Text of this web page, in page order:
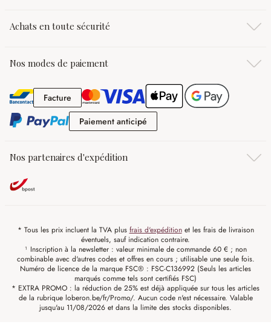
Achats en toute sécurité
Nos modes de paiement
FactureFacture
Paiement anticipé
Nos partenaires d'expédition
* Tous les prix incluent la TVA plus frais d'expéditionet les frais de livraison
éventuels, sauf indication contraire.
¹ Inscription à la newsletter : valeur minimale de commande 60 € ; non
combinable avec d'autres codes et offres en cours ; utilisable une seule fois.
Numéro de licence de la marque FSC® : FSC-C136992 (Seuls les articles
marqués comme tels sont certifiés FSC)
* EXTRA PROMO : la réduction de 25% est déjà appliquée sur tous les articles
de la rubrique loberon.be/fr/Promo/. Aucun code n'est nécessaire. Valable
jusqu'au 11/08/2026 et dans la limite des stocks disponibles.